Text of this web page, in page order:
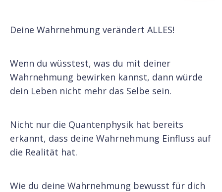
Deine Wahrnehmung verändert ALLES!
Wenn du wüsstest, was du mit deiner
Wahrnehmung bewirken kannst, dann würde
dein Leben nicht mehr das Selbe sein.
Nicht nur die Quantenphysik hat bereits
erkannt, dass deine Wahrnehmung Einfluss auf
die Realität hat.
Wie du deine Wahrnehmung bewusst für dich